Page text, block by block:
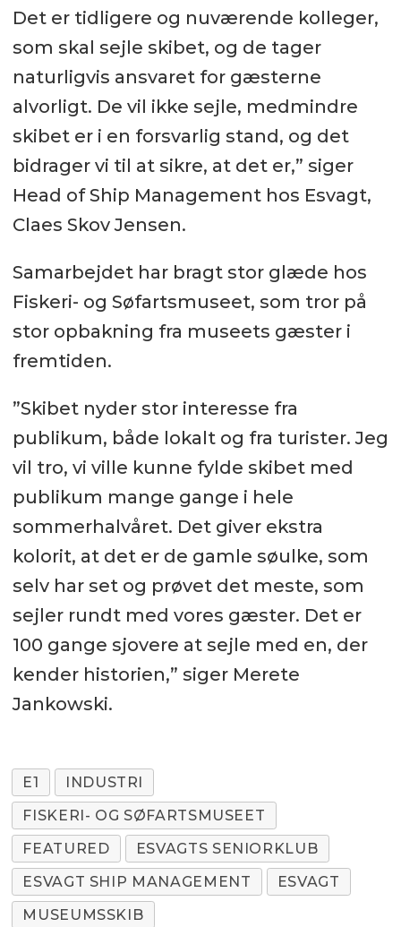
Det er tidligere og nuværende kolleger,
som skal sejle skibet, og de tager
naturligvis ansvaret for gæsterne
alvorligt. De vil ikke sejle, medmindre
skibet er i en forsvarlig stand, og det
bidrager vi til at sikre, at det er,” siger
Head of Ship Management hos Esvagt,
Claes Skov Jensen.
Samarbejdet har bragt stor glæde hos
Fiskeri- og Søfartsmuseet, som tror på
stor opbakning fra museets gæster i
fremtiden.
”Skibet nyder stor interesse fra
publikum, både lokalt og fra turister. Jeg
vil tro, vi ville kunne fylde skibet med
publikum mange gange i hele
sommerhalvåret. Det giver ekstra
kolorit, at det er de gamle søulke, som
selv har set og prøvet det meste, som
sejler rundt med vores gæster. Det er
100 gange sjovere at sejle med en, der
kender historien,” siger Merete
Jankowski.
E1
INDUSTRI
FISKERI- OG SØFARTSMUSEET
FEATURED
ESVAGTS SENIORKLUB
ESVAGT SHIP MANAGEMENT
ESVAGT
MUSEUMSSKIB